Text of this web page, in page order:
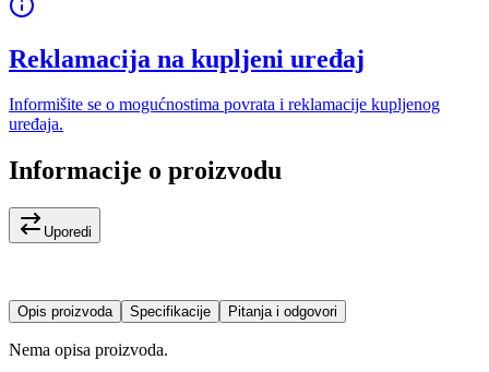
Reklamacija na kupljeni uređaj
Informišite se o mogućnostima povrata i reklamacije kupljenog
uređaja.
Informacije o proizvodu
Uporedi
Opis proizvoda Specifikacije Pitanja i odgovori
Nema opisa proizvoda.